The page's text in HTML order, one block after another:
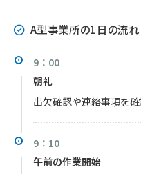
A型事業所の1日の流れ
9：00
朝礼
出欠確認や連絡事項を確
9：10
午前の作業開始